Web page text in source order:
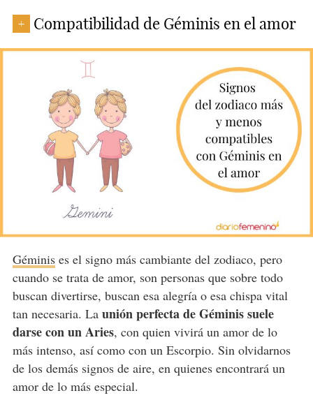
+ Compatibilidad de Géminis en el amor
Géminises el signo más cambiante del zodiaco, pero
cuando se trata de amor, son personas que sobre todo
buscan divertirse, buscan esa alegría o esa chispa vital
tan necesaria. La unión perfecta de Géminis suele
darse con un Aries, con quien vivirá un amor de lo
más intenso, así como con un Escorpio. Sin olvidarnos
de los demás signos de aire, en quienes encontrará un
amor de lo más especial.